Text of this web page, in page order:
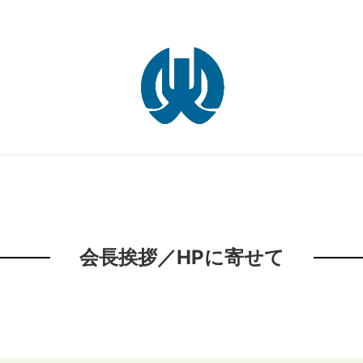
会長挨拶／HPに寄せて